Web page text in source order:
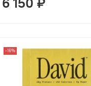
-16%